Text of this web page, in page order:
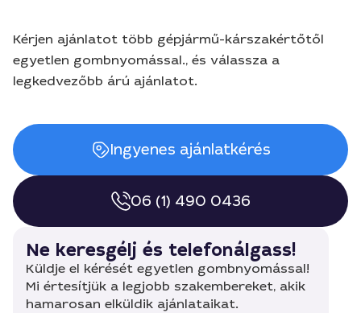
Kérjen ajánlatot több gépjármű-kárszakértőtől
egyetlen gombnyomással., és válassza a
legkedvezőbb árú ajánlatot.
Ingyenes ajánlatkérés
06 (1) 490 0436
Ne keresgélj és telefonálgass!
Küldje el kérését egyetlen gombnyomással!
Mi értesítjük a legjobb szakembereket, akik
hamarosan elküldik ajánlataikat.